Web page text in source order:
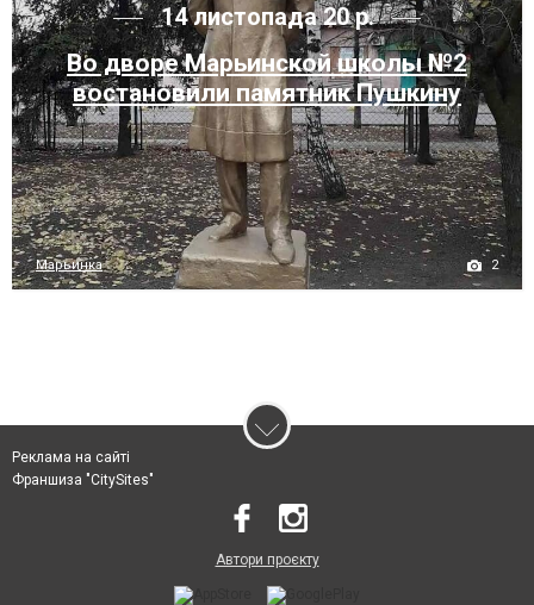
14 листопада 20 р.
Во дворе Марьинской школы №2
востановили памятник Пушкину
Марьинка 2
Реклама на сайті
Франшиза "CitySites"
Автори проєкту